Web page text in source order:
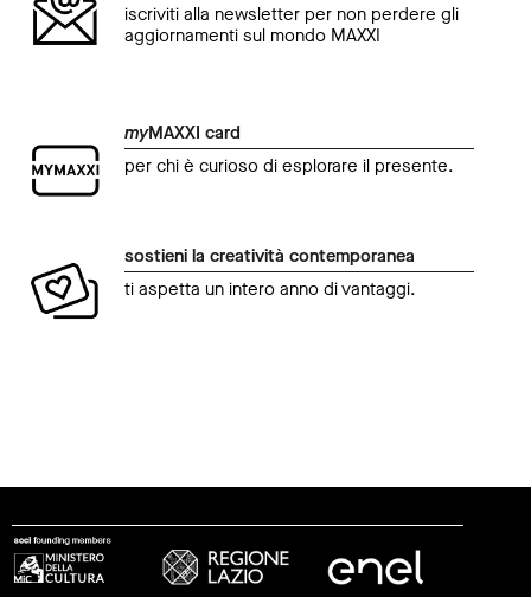
iscriviti alla newsletter per non perdere gli
aggiornamenti sul mondo MAXXI
myMAXXI card
per chi è curioso di esplorare il presente.
sostieni la creatività contemporanea
ti aspetta un intero anno di vantaggi.